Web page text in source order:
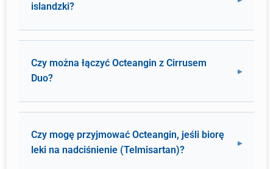
islandzki?
Czy można łączyć Octeangin z Cirrusem
Duo?
Czy mogę przyjmować Octeangin, jeśli biorę
leki na nadciśnienie (Telmisartan)?